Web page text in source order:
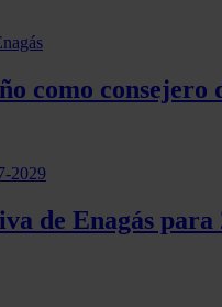
como consejero
de Enagás para